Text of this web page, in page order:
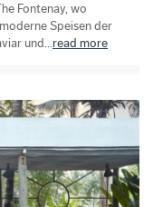
Fontenay, wo
Speisen der
und...read more